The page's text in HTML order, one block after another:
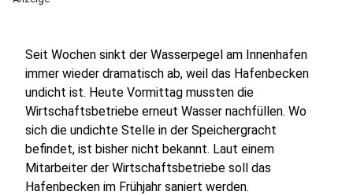
Seit Wochen sinkt der Wasserpegel am Innenhafen
immer wieder dramatisch ab, weil das Hafenbecken
undicht ist. Heute Vormittag mussten die
Wirtschaftsbetriebe erneut Wasser nachfüllen. Wo
sich die undichte Stelle in der Speichergracht
befindet, ist bisher nicht bekannt. Laut einem
Mitarbeiter der Wirtschaftsbetriebe soll das
Hafenbecken im Frühjahr saniert werden.